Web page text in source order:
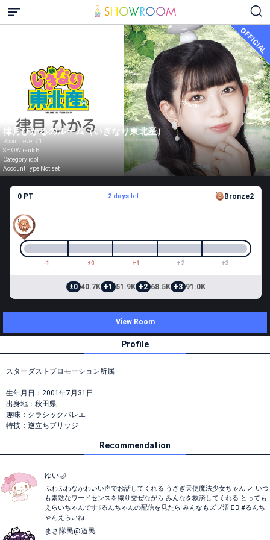
OFFICIAL
律月ひかるのルーム（いぎなり東北産）
Room Level 71
SHOW rank B
Category idol
Account Type Not set
0 PT 2 days left Bronze2
-1 ±0 +1 +2 +3
±0 40.7K +1 51.9K +2 68.5K +3 91.0K
View Room
Profile
スターダストプロモーション所属
生年月日：2001年7月31日
出身地：秋田県
趣味：クラシックバレエ
特技：逆立ちブリッジ
Recommendation
ゆい🌙
ふわふわなかわいい声でお話してくれる うさぎ天使魔法少女ちゃん 🪄 いつ
も素敵なワードセンスを織り交ぜながら みんなを救済してくれる とっても
えらいちゃんです ❕るんちゃんの配信を見たら みんなもズブ沼 ❤️‍🔥 #るんち
ゃんえらいね
まさ隊民@道民